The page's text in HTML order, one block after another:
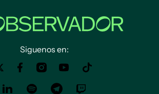
Siguenos en: